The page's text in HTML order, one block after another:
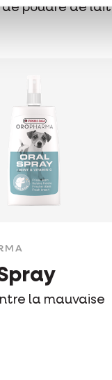
poudre de lait
la mauvaise